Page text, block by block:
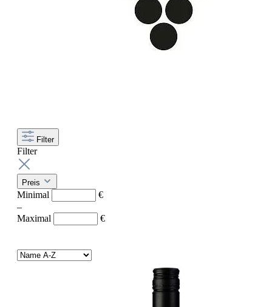
Filter
Filter
Preis
Minimal
€
–
Maximal
€